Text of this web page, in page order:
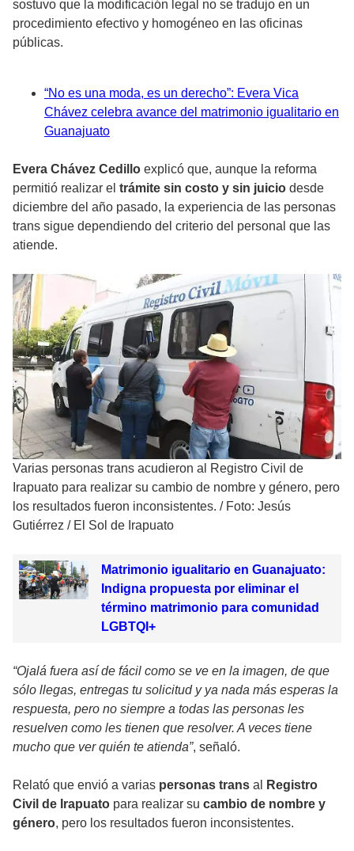
sostuvo que la modificación legal no se tradujo en un
procedimiento efectivo y homogéneo en las oficinas
públicas.
“No es una moda, es un derecho”: Evera Vica
Chávez celebra avance del matrimonio igualitario en
Guanajuato
Evera Chávez Cedillo explicó que, aunque la reforma
permitió realizar el trámite sin costo y sin juicio desde
diciembre del año pasado, la experiencia de las personas
trans sigue dependiendo del criterio del personal que las
atiende.
Varias personas trans acudieron al Registro Civil de
Irapuato para realizar su cambio de nombre y género, pero
los resultados fueron inconsistentes. / Foto: Jesús
Gutiérrez / El Sol de Irapuato
Matrimonio igualitario en Guanajuato:
Indigna propuesta por eliminar el
término matrimonio para comunidad
LGBTQI+
“Ojalá fuera así de fácil como se ve en la imagen, de que
sólo llegas, entregas tu solicitud y ya nada más esperas la
respuesta, pero no siempre a todas las personas les
resuelven como les tienen que resolver. A veces tiene
mucho que ver quién te atienda”, señaló.
Relató que envió a varias personas trans al
Registro
Civil de Irapuato para realizar su cambio de nombre y
género, pero los resultados fueron inconsistentes.